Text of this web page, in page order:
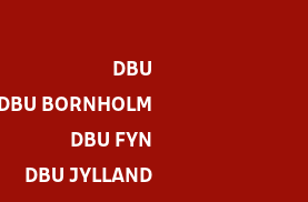
DBU
DBU BORNHOLM
DBU FYN
DBU JYLLAND